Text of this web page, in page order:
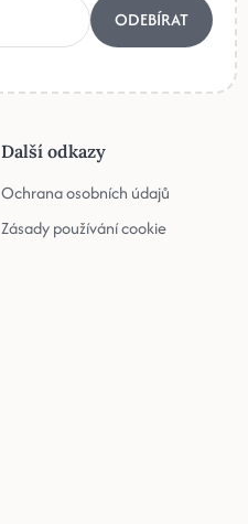
ODEBÍRAT
Další odkazy
Ochrana osobních údajů
Zásady používání cookie